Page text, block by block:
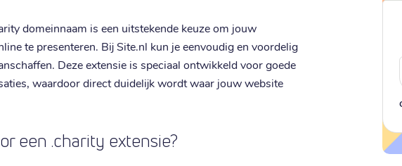
domeinnaam is een uitstekende keuze om jouw
te presenteren. Bij Site.nl kun je eenvoudig en voordelig
Deze extensie is speciaal ontwikkeld voor goede
waardoor direct duidelijk wordt waar jouw website
een .charity extensie?